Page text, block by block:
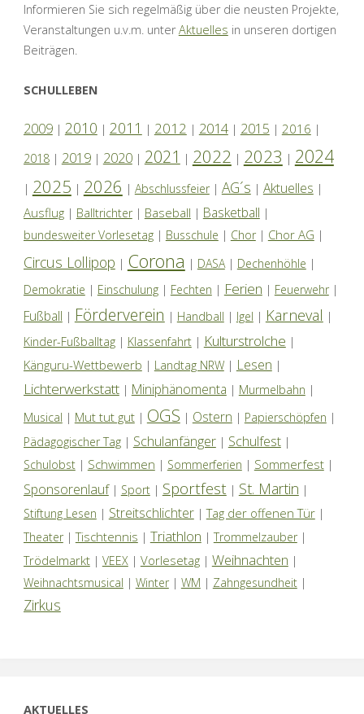
Informieren Sie sich regelmäßig über die neusten Projekte,
Veranstaltungen u.v.m. unterAktuelles in unseren dortigen
Beiträgen.
SCHULLEBEN
2009| 2010 | 2011 | 2012 | 2014| 2015 | 2016 |
2018| 2019| 2020| 2021 | 2022 | 2023 | 2024
| 2025 | 2026 | Abschlussfeier| AG´s | Aktuelles |
Ausflug| Balltrichter| Baseball | Basketball |
bundesweiter Vorlesetag| Busschule | Chor| Chor AG |
Circus Lollipop | Corona | DASA| Dechenhöhle |
Demokratie | Einschulung| Fechten | Ferien | Feuerwehr|
Fußball | Förderverein | Handball | Igel | Karneval |
Kinder-Fußballtag| Klassenfahrt| Kulturstrolche |
Känguru-Wettbewerb | Landtag NRW| Lesen |
Lichterwerkstatt| Miniphänomenta | Murmelbahn |
Musical | Mut tut gut| OGS | Ostern | Papierschöpfen |
Pädagogischer Tag| Schulanfänger| Schulfest|
Schulobst| Schwimmen | Sommerferien | Sommerfest|
Sponsorenlauf| Sport| Sportfest | St. Martin |
Stiftung Lesen | Streitschlichter|Tag der offenen Tür|
Theater|Tischtennis | Triathlon | Trommelzauber|
Trödelmarkt| VEEX | Vorlesetag| Weihnachten |
Weihnachtsmusical | Winter| WM | Zahngesundheit|
Zirkus
AKTUELLES